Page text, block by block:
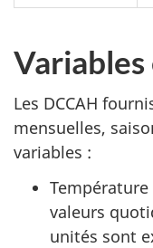
Les DCCAH
mensuelles,
variables :
valeurs
unités sont